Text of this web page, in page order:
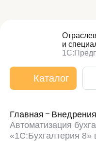
и
Каталог
Главная
Внедрения
Автоматизация
«1С:Бухгалтерия